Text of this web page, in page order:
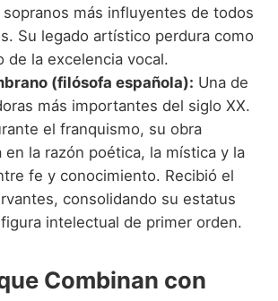
sopranos más influyentes de todos
Su legado artístico perdura como
de la excelencia vocal.
(filósofa española): Una de
más importantes del siglo XX.
el franquismo, su obra
en la razón poética, la mística y la
fe y conocimiento. Recibió el
consolidando su estatus
intelectual de primer orden.
Combinan con